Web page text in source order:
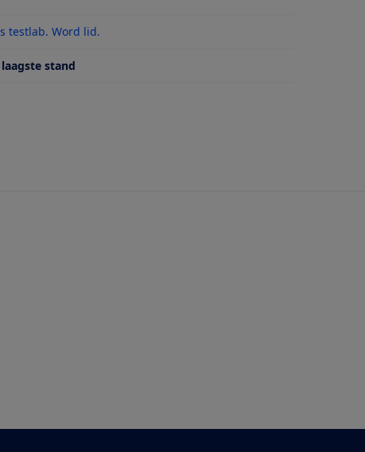
gebruiksduur in de maximale stand
testlab. Word lid.
gebruiksduur in minimale stand
stand